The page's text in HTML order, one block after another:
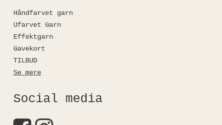
Håndfarvet garn
Ufarvet Garn
Effektgarn
Gavekort
TILBUD
Se mere
Social media